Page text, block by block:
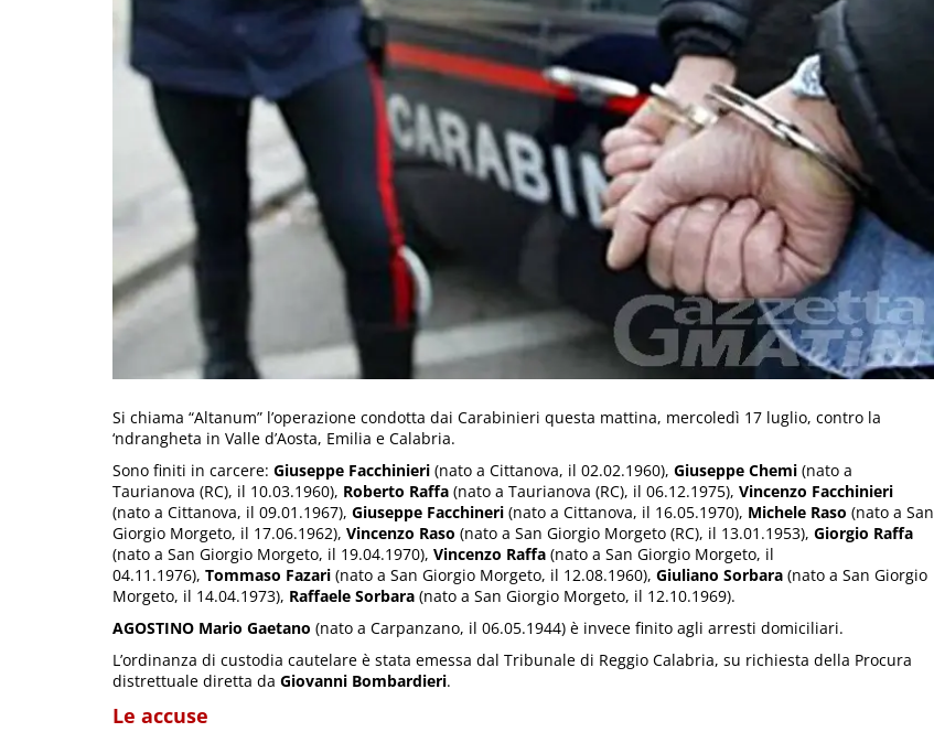
Si chiama “Altanum” l’operazione condotta dai Carabinieri questa mattina, mercoledì 17 luglio, contro la
‘ndrangheta in Valle d’Aosta, Emilia e Calabria.
Sono finiti in carcere: Giuseppe Facchinieri (nato a Cittanova, il 02.02.1960), Giuseppe Chemi (nato a
Taurianova (RC), il 10.03.1960), Roberto Raffa (nato a Taurianova (RC), il 06.12.1975), Vincenzo Facchinieri
(nato a Cittanova, il 09.01.1967), Giuseppe Facchineri (nato a Cittanova, il 16.05.1970), Michele Raso (nato a San
Giorgio Morgeto, il 17.06.1962), Vincenzo Raso (nato a San Giorgio Morgeto (RC), il 13.01.1953), Giorgio Raffa
(nato a San Giorgio Morgeto, il 19.04.1970), Vincenzo Raffa (nato a San Giorgio Morgeto, il
04.11.1976), Tommaso Fazari (nato a San Giorgio Morgeto, il 12.08.1960), Giuliano Sorbara (nato a San Giorgio
Morgeto, il 14.04.1973), Raffaele Sorbara (nato a San Giorgio Morgeto, il 12.10.1969).
AGOSTINO Mario Gaetano (nato a Carpanzano, il 06.05.1944) è invece finito agli arresti domiciliari.
L’ordinanza di custodia cautelare è stata emessa dal Tribunale di Reggio Calabria, su richiesta della Procura
distrettuale diretta da Giovanni Bombardieri.
Le accuse